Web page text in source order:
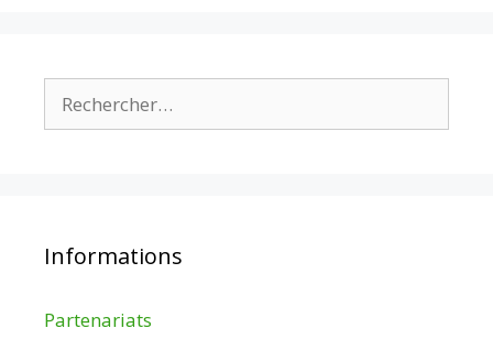
Informations
Partenariats